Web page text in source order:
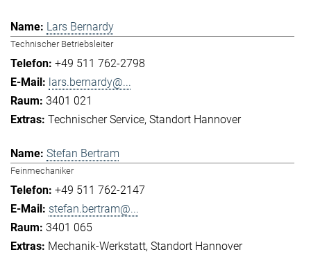
Lars Bernardy
Technischer Betriebsleiter
+49 511 762-2798
lars.bernardy@...
3401 021
Technischer Service Standort Hannover
Stefan Bertram
Feinmechaniker
+49 511 762-2147
stefan.bertram@...
3401 065
Mechanik-Werkstatt Standort Hannover